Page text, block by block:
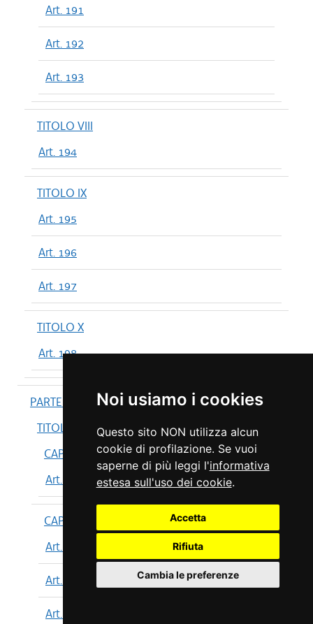
Noi usiamo i cookies
Questo sito NON utilizza alcun
cookie di profilazione. Se vuoi
saperne di più leggi l'informativa
estesa sull'uso dei cookie.
Accetta
Rifiuta
Cambia le preferenze
Art. 191
Art. 192
Art. 193
TITOLO VIII
Art. 194
TITOLO IX
Art. 195
Art. 196
Art. 197
TITOLO X
Art. 198
PARTE IV
TITOLO I
CAPO I
Art. 199
CAPO II
Art. 200
Art. 201
Art. 202